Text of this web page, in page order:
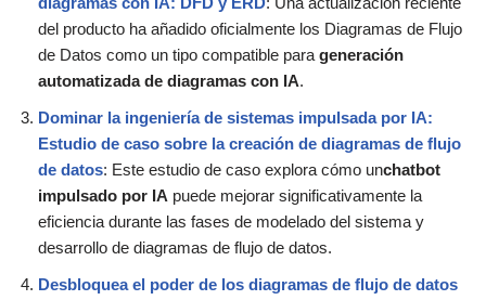
del producto ha añadido oficialmente los Diagramas de Flujo
de Datos como un tipo compatible para generación
automatizada de diagramas con IA.
Dominar la ingeniería de sistemas impulsada por IA:
Estudio de caso sobre la creación de diagramas de flujo
de datos: Este estudio de caso explora cómo unchatbot
impulsado por IA puede mejorar significativamente la
eficiencia durante las fases de modelado del sistema y
desarrollo de diagramas de flujo de datos.
Desbloquea el poder de los diagramas de flujo de datos